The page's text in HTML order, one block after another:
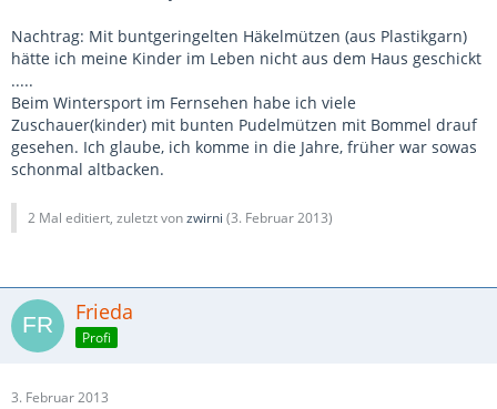
Nachtrag: Mit buntgeringelten Häkelmützen (aus Plastikgarn)
hätte ich meine Kinder im Leben nicht aus dem Haus geschickt
.....
Beim Wintersport im Fernsehen habe ich viele
Zuschauer(kinder) mit bunten Pudelmützen mit Bommel drauf
gesehen. Ich glaube, ich komme in die Jahre, früher war sowas
schonmal altbacken.
2 Mal editiert, zuletzt vonzwirni (3. Februar 2013)
Frieda
Profi
3. Februar 2013